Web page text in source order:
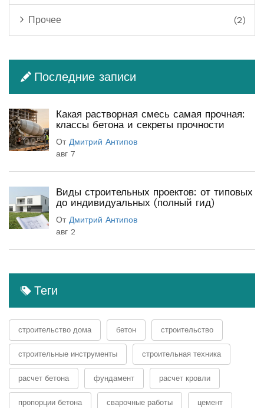
Прочее (2)
Последние записи
Какая растворная смесь самая прочная:
классы бетона и секреты прочности
От Дмитрий Антипов
авг 7
Виды строительных проектов: от типовых
до индивидуальных (полный гид)
От Дмитрий Антипов
авг 2
Теги
строительство дома бетон строительство
строительные инструменты строительная техника
расчет бетона фундамент расчет кровли
пропорции бетона сварочные работы цемент